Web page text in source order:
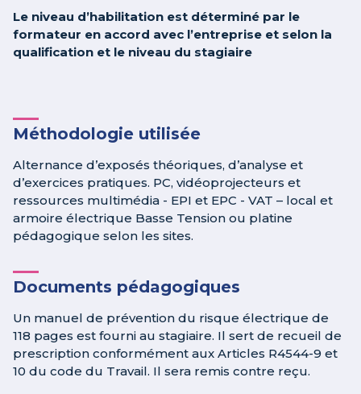
Le niveau d’habilitation est déterminé par le
formateur en accord avec l’entreprise et selon la
qualification et le niveau du stagiaire
Méthodologie utilisée
Alternance d’exposés théoriques, d’analyse et
d’exercices pratiques. PC, vidéoprojecteurs et
ressources multimédia - EPI et EPC - VAT – local et
armoire électrique Basse Tension ou platine
pédagogique selon les sites.
Documents pédagogiques
Un manuel de prévention du risque électrique de
118 pages est fourni au stagiaire. Il sert de recueil de
prescription conformément aux Articles R4544-9 et
10 du code du Travail. Il sera remis contre reçu.